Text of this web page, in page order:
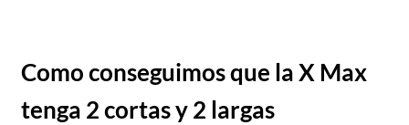
Como conseguimos que la X Max
tenga 2 cortas y 2 largas